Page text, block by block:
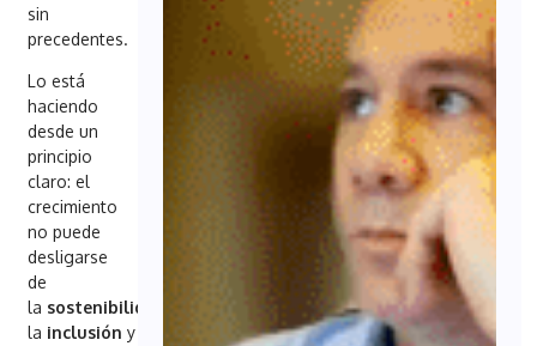
sin
precedentes.
Lo está
haciendo
desde un
principio
claro: el
crecimiento
no puede
desligarse
de
la sostenibilidad
la inclusióny